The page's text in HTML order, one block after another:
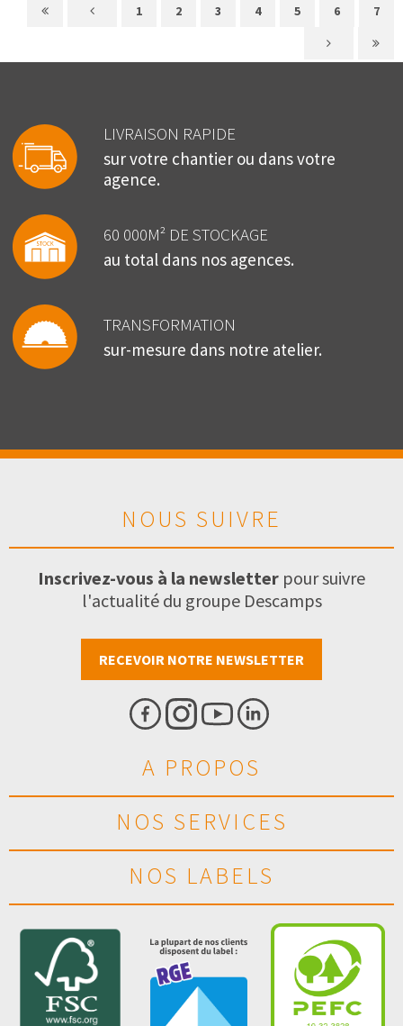
1 2 3 4 5 6 7
LIVRAISON RAPIDE
sur votre chantier ou dans votre
agence.
60 000M² DE STOCKAGE
au total dans nos agences.
TRANSFORMATION
sur-mesure dans notre atelier.
NOUS SUIVRE
Inscrivez-vous à la newsletter pour suivre
l'actualité du groupe Descamps
RECEVOIR NOTRE NEWSLETTER
A PROPOS
NOS SERVICES
NOS LABELS